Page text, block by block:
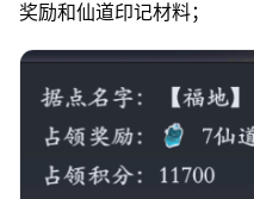
奖励和仙道印记材料；